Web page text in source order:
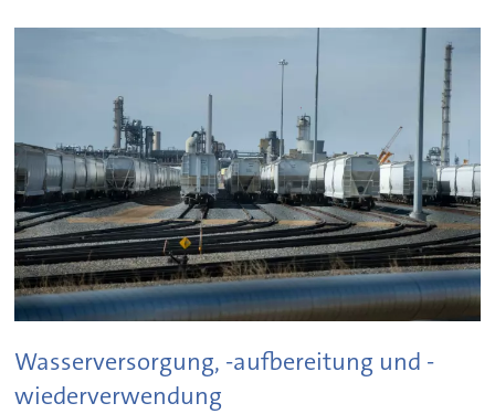
Wasserversorgung, -aufbereitung und -
wiederverwendung